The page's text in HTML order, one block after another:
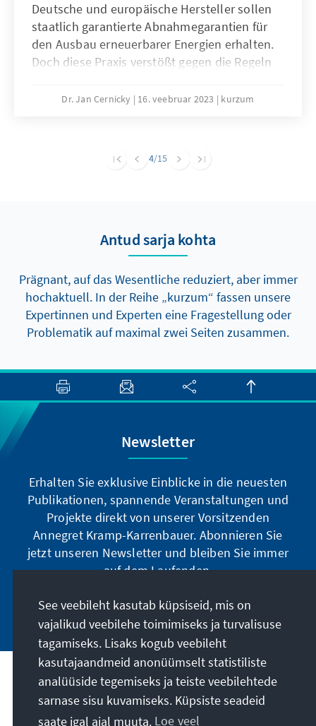
Deutsche und europäische Hersteller sollen
staatlich garantierte Abnahmegarantien für
den Ausbau erneuerbarer Energien erhalten.
Doch diese Praxis verstößt gegen die Regeln
Alternativen wie Ausschreibungen, die
gegen multilaterale Handelsregeln
Dr. Jan Cernicky 16. veebruar 2023 kurzum
4/15
Antud sarja kohta
Prägnant, auf das Wesentliche reduziert, aber immer
hochaktuell. In der Reihe „kurzum“ fassen unsere
Expertinnen und Experten eine Fragestellung oder
Problematik auf maximal zwei Seiten zusammen.
Newsletter
Erhalten Sie exklusive Einblicke in die neuesten
Publikationen, spannende Veranstaltungen und
Projekte direkt von unserer Vorsitzenden
Annegret Kramp-Karrenbauer. Abonnieren Sie
jetzt unseren Newsletter und bleiben Sie immer
auf dem Laufenden.
Jetzt abonnieren
Meie missioon
Kontakt
See veebileht kasutab küpsiseid, mis on
vajalikud veebilehe toimimiseks ja turvalisuse
tagamiseks. Lisaks kogub veebileht
kasutajaandmeid anonüümselt statistiliste
analüüside tegemiseks ja teiste veebilehtede
sarnase sisu kuvamiseks. Küpsiste seadeid
saate igal ajal muuta. Loe veel